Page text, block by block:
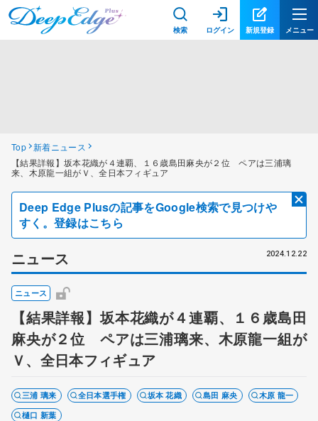
検索 ログイン 新規登録 メニュー
Top 新着ニュース
【結果詳報】坂本花織が４連覇、１６歳島田麻央が２位 ペアは三浦璃
来、木原龍一組がＶ、全日本フィギュア
Deep Edge Plusの記事をGoogle検索で見つけや
すく。登録はこちら
ニュース 2024.12.22
ニュース
【結果詳報】坂本花織が４連覇、１６歳島田
麻央が２位 ペアは三浦璃来、木原龍一組が
Ｖ、全日本フィギュア
三浦 璃来 全日本選手権 坂本 花織 島田 麻央
木原 龍一
樋口 新葉